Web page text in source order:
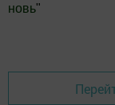
новь"